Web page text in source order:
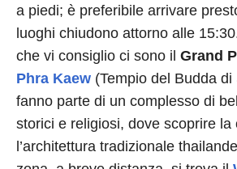
a piedi; è preferibile arrivare
luoghi chiudono attorno alle
che vi consiglio ci sono il Grand
Phra Kaew (Tempio del Budda
fanno parte di un complesso di
storici e religiosi, dove scoprire la
l’architettura tradizionale